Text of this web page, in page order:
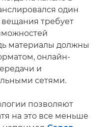
один
требует
материалы должны
онлайн-
и
сетями.
позволяют
на это все меньше